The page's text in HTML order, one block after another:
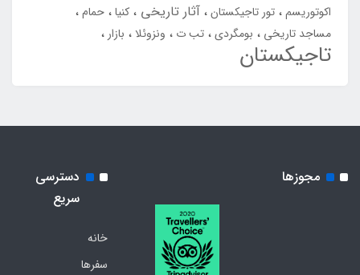
اکوتوریسم تور تاجیکستان آثار تاریخی کنیا حمام
مساجد تاریخی
بومگردی تب ت ونزوئلا بازار
تاجیکستان
مجوزها
دسترسی
سریع
خانه
سفرها